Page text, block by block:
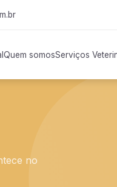
Quem somosServiços
no